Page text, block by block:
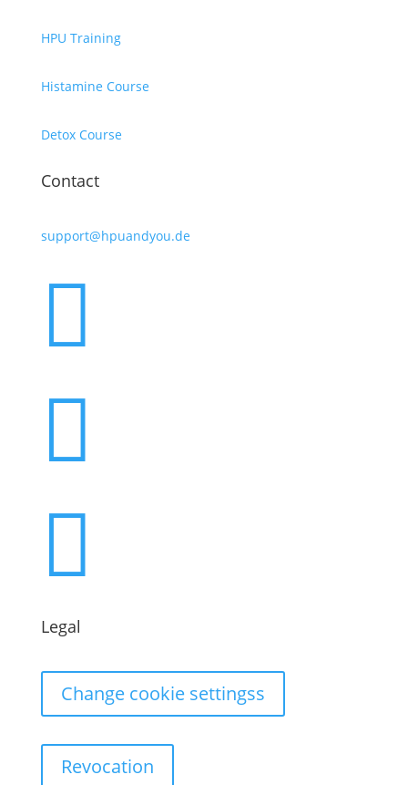
HPU Training
Histamine Course
Detox Course
Contact
support@hpuandyou.de



Legal
Change cookie settingss
Revocation